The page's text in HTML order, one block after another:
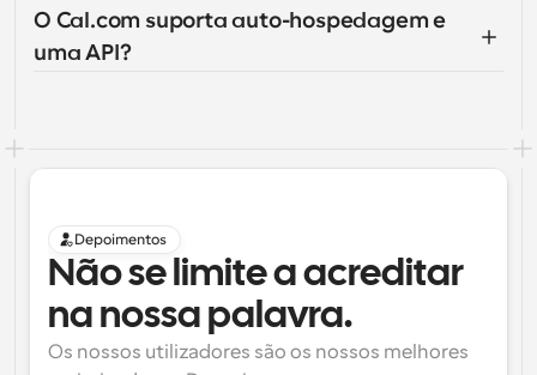
O Cal.com suporta auto-hospedagem e
uma API?
Depoimentos
Não se limite a acreditar
na nossa palavra.
Os nossos utilizadores são os nossos melhores